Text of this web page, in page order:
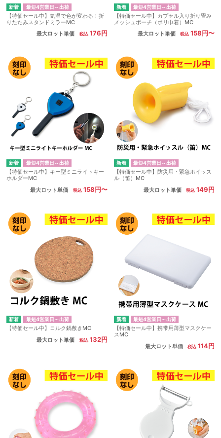
最短4営業日～出荷
【特価セール中】気温で色が変わる！折
りたたみスタンドミラーMC
最大ロット単価
176円
最短4営業日～出荷
【特価セール中】カプセル入り折り畳み
メッシュポーチ（ポリ巾着）MC
最大ロット単価
158円〜
最短4営業日～出荷
【特価セール中】キー型ミニライトキー
ホルダーMC
最大ロット単価
158円〜
最短4営業日～出荷
【特価セール中】防災用・緊急ホイッス
ル（笛）MC
最大ロット単価
149円
最短4営業日～出荷
【特価セール中】コルク鍋敷きMC
最大ロット単価
132円
最短4営業日～出荷
【特価セール中】携帯用薄型マスクケー
スMC
最大ロット単価
114円